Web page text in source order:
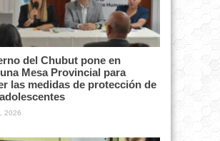
del Chubut pone en
Mesa Provincial para
las medidas de protección de
2026